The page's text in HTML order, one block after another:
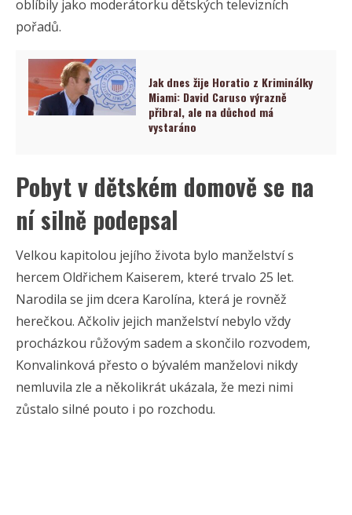
oblíbily jako moderátorku dětských televizních
pořadů.
Jak dnes žije Horatio z Kriminálky
Miami: David Caruso výrazně
přibral, ale na důchod má
vystaráno
Pobyt v dětském domově se na
ní silně podepsal
Velkou kapitolou jejího života bylo manželství s
hercem Oldřichem Kaiserem, které trvalo 25 let.
Narodila se jim dcera Karolína, která je rovněž
herečkou. Ačkoliv jejich manželství nebylo vždy
procházkou růžovým sadem a skončilo rozvodem,
Konvalinková přesto o bývalém manželovi nikdy
nemluvila zle a několikrát ukázala, že mezi nimi
zůstalo silné pouto i po rozchodu.